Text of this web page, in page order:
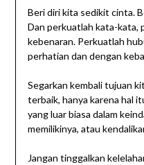
Beri diri kita sedikit cinta.
Dan perkuatlah kata-kata,
kebenaran. Perkuatlah
perhatian dan dengan
Segarkan kembali tujuan
terbaik, hanya karena hal
yang luar biasa dalam
memilikinya, atau
Jangan tinggalkan